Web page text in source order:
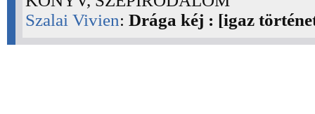
Szalai Vivien: Drága kéj : [igaz